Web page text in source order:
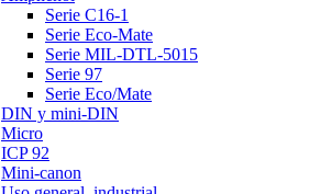
Serie C16-1
Serie Eco-Mate
Serie MIL-DTL-5015
Serie 97
Serie Eco/Mate
DIN y mini-DIN
Micro
ICP 92
Mini-canon